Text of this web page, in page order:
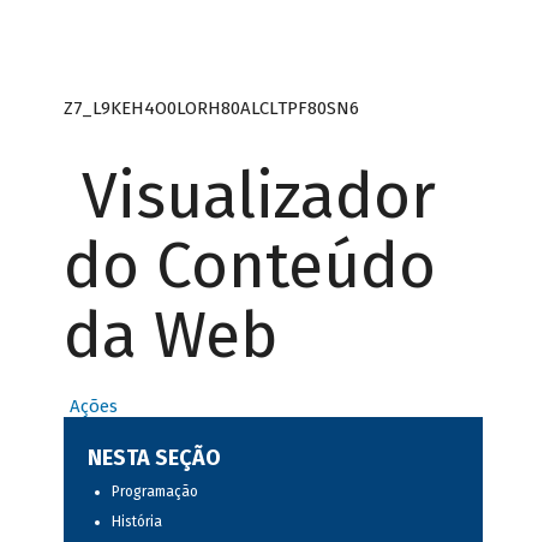
Z7_L9KEH4O0LORH80ALCLTPF80SN6
Visualizador
do Conteúdo
da Web
Ações
NESTA SEÇÃO
Programação
História